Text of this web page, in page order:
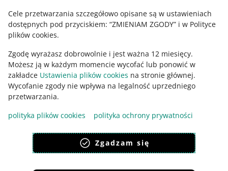
Cele przetwarzania szczegółowo opisane są w ustawieniach
dostępnych pod przyciskiem: “ZMIENIAM ZGODY” i w Polityce
plików cookies.
Zgodę wyrażasz dobrowolnie i jest ważna 12 miesięcy.
Możesz ją w każdym momencie wycofać lub ponowić w
zakładce Ustawienia plików cookies na stronie głównej.
Wycofanie zgody nie wpływa na legalność uprzedniego
przetwarzania.
polityka plików cookies
polityka ochrony prywatności
Zgadzam się
Smart! Okazje Tygodnia
SZYBKA WSKAZÓWKA
Ta strona jest też dostępna w innych językach
wygląd: